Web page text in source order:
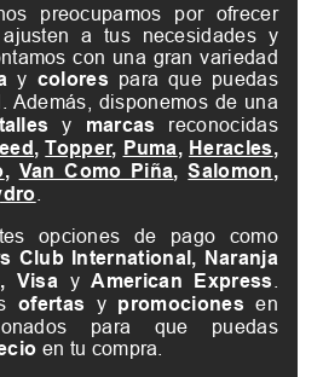
preocupamos por ofrecer
a tus necesidades y
con una gran variedad
y colores para que puedas
Además, disponemos de una
tallesy marcas reconocidas
,Topper, Puma, Heracles,
, Van Como Piña,Salomon,
opciones de pago como
Club International, Naranja
Visa yAmerican Express
ofertas y promociones en
para que puedas
en tu compra.